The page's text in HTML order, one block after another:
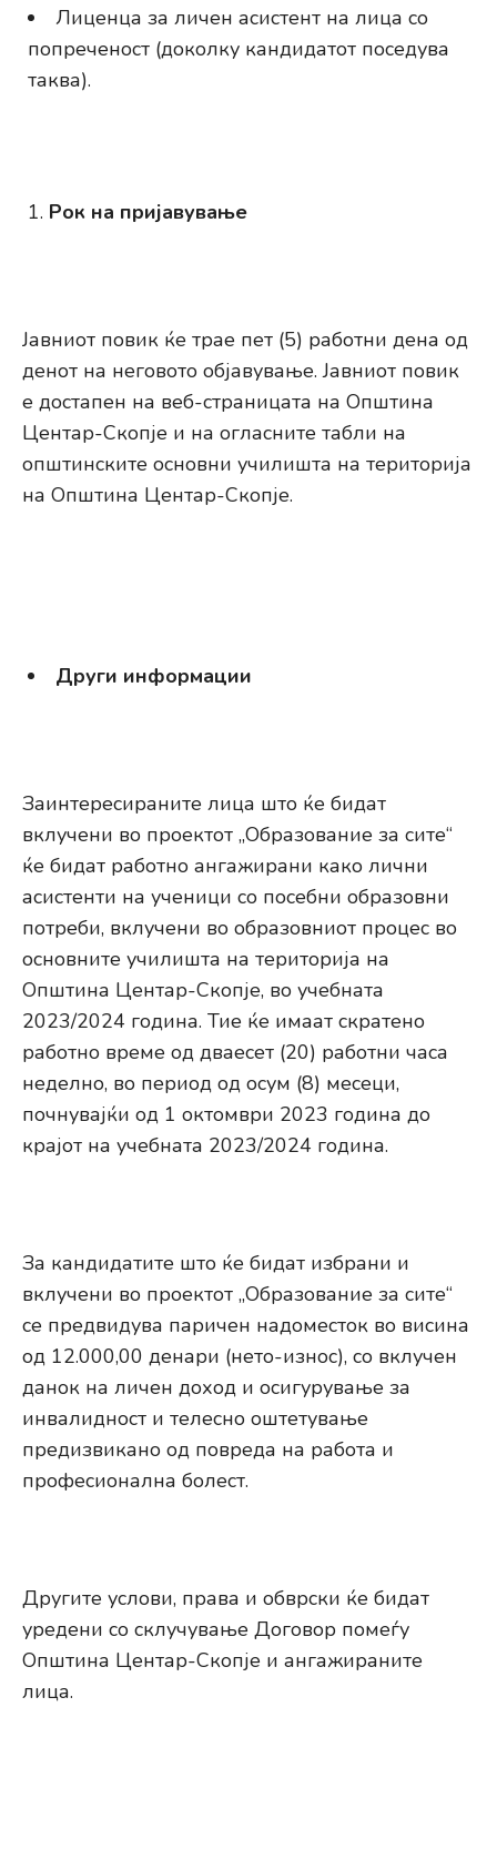
Лиценца за личен асистент на лица со
попреченост (доколку кандидатот поседува
таква).
Рок на пријавување
Јавниот повик ќе трае пет (5) работни дена од
денот на неговото објавување. Јавниот повик
е достапен на веб-страницата на Општина
Центар-Скопје и на огласните табли на
општинските основни училишта на територија
на Општина Центар-Скопје.
Други информации
Заинтересираните лица што ќе бидат
вклучени во проектот „Образование за сите“
ќе бидат работно ангажирани како лични
асистенти на ученици со посебни образовни
потреби, вклучени во образовниот процес во
основните училишта на територија на
Општина Центар-Скопје, во учебната
2023/2024 година. Тие ќе имаат скратено
работно време од дваесет (20) работни часа
неделно, во период од осум (8) месеци,
почнувајќи од 1 октомври 2023 година до
крајот на учебната 2023/2024 година.
За кандидатите што ќе бидат избрани и
вклучени во проектот „Образование за сите“
се предвидува паричен надоместок во висина
од 12.000,00 денари (нето-износ), со вклучен
данок на личен доход и осигурување за
инвалидност и телесно оштетување
предизвикано од повреда на работа и
професионална болест.
Другите услови, права и обврски ќе бидат
уредени со склучување Договор помеѓу
Oпштина Центар-Скопје и ангажираните
лица.